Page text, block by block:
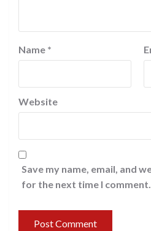
Name *
Website
Save my name, email, and
for the next time I comment.